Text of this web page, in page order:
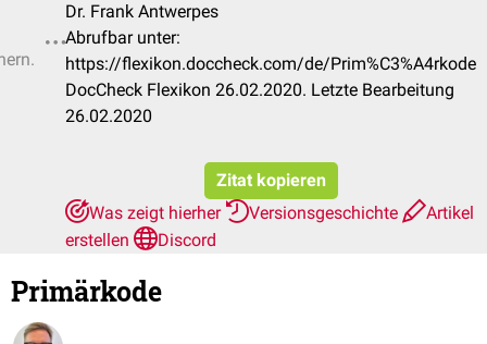
Dr. Frank Antwerpes
Abrufbar unter:
https://flexikon.doccheck.com/de/Prim%C3%A4rkode
DocCheck Flexikon 26.02.2020. Letzte Bearbeitung
26.02.2020
Zitat kopieren
Was zeigt hierher
Versionsgeschichte
Artikel
erstellen
Discord
Primärkode